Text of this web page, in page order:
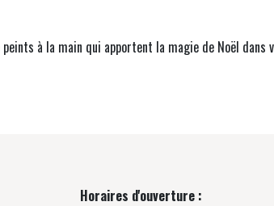
à la main qui apportent la magie de Noël dans
Horaires d'ouverture :